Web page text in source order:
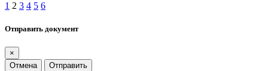
1 2 3 4 5 6
Отправить документ
×
Отмена
Отправить